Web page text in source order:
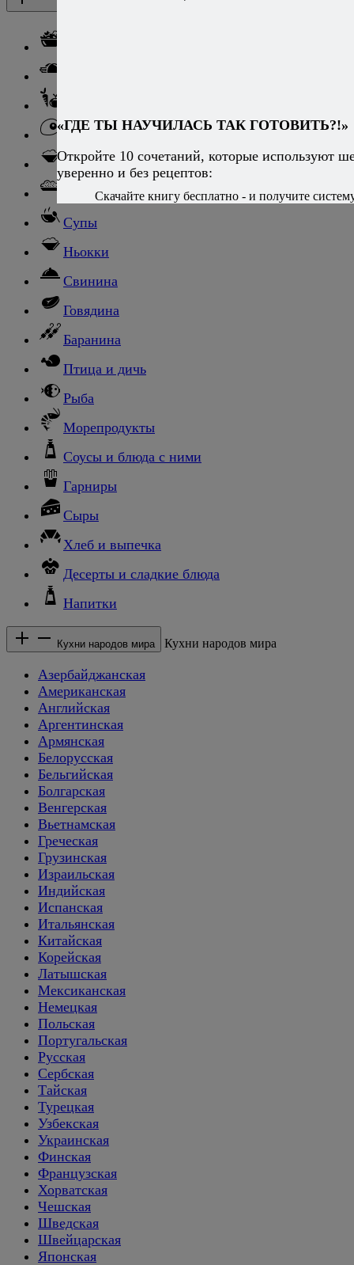
Блюда из яиц
Паста
Ризотто
Супы
Ньокки
Свинина
Говядина
Баранина
Птица и дичь
Рыба
Морепродукты
Соусы и блюда с ними
Гарниры
Сыры
Хлеб и выпечка
Десерты и сладкие блюда
Напитки
Кухни народов мира Кухни народов мира
Азербайджанская
Американская
Английская
Аргентинская
Армянская
Белорусская
Бельгийская
Болгарская
Венгерская
Вьетнамская
Греческая
Грузинская
Израильская
Индийская
Испанская
Итальянская
Китайская
Корейская
Латышская
Мексиканская
Немецкая
Польская
Португальская
Русская
Сербская
Тайская
Турецкая
Узбекская
Украинская
Финская
Французская
Хорватская
Чешская
Шведская
Швейцарская
Японская
«ГДЕ ТЫ НАУЧИЛАСЬ ТАК ГОТОВИТЬ?!»
Откройте 10 сочетаний, которые используют
уверенно и без рецептов:
Скачайте книгу бесплатно - и получите